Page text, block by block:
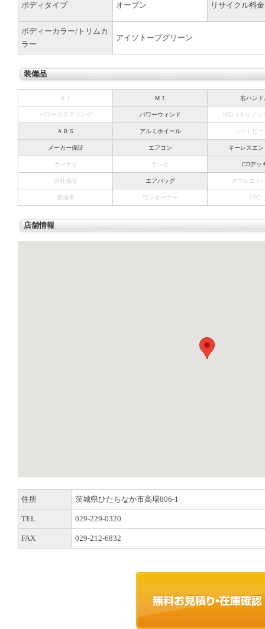
ボディタイプ オープン リサイクル料金
ボディーカラー/トリムカ
ラー
アイソトープグリーン
装備品
ＡＴ ＭＴ 右ハンド
パワーステアリング パワーウィンド HID（キセノン
ＡＢＳ アルミホイール シートヒー
メーカー保証 エアコン キーレスエン
カーナビ テレビ CDデッ
自社保証 エアバッグ ダブルエア
禁煙車 ワンオーナー ETC
店舗情報
住所 茨城県ひたちなか市高場806-1
TEL 029-229-0320
FAX 029-212-6832